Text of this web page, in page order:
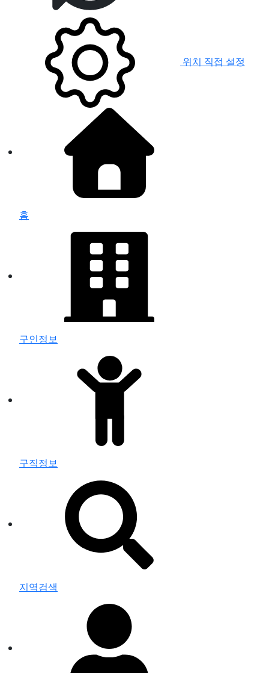
위치 직접 설정
홈
구인정보
구직정보
지역검색